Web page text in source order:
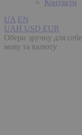
Контакти
UA EN
UAH USD EUR
Обери зручну для себе
мову та валюту